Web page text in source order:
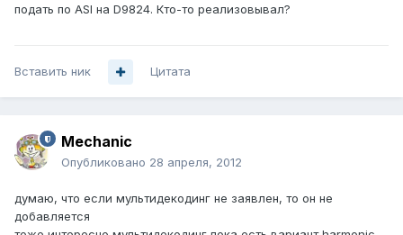
подать по ASI на D9824. Кто-то реализовывал?
Вставить ник Цитата
Mechanic
Опубликовано 28 апреля, 2012
думаю, что если мультидекодинг не заявлен, то он не
добавляется